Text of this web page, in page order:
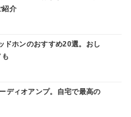
紹介
ドホンのおすすめ20選。おし
ディオアンプ。自宅で最高の